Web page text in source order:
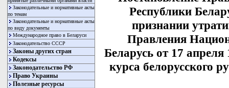
Законодательные и нормативные акты
по темам
Законодательные и нормативные акты
по виду документы
Международное право в Беларуси
Законодательство СССР
Законы других стран
Кодексы
Законодательство РФ
Право Украины
Полезные ресурсы
Республики
признании
Правления
Беларусь от 17
курса белорусского